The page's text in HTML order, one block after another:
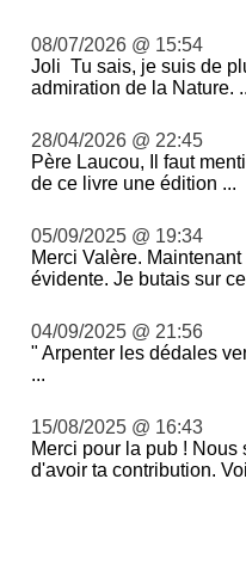
08/07/2026 @ 15:54
Joli Tu sais, je suis de
admiration de la Nature.
28/04/2026 @ 22:45
Père Laucou, Il faut
de ce livre une édition ...
05/09/2025 @ 19:34
Merci Valère.
évidente. Je butais sur
04/09/2025 @ 21:56
" Arpenter les dédales
...
15/08/2025 @ 16:43
Merci pour la pub ! Nous
d'avoir ta contribution.